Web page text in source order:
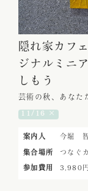
隠れ家カフ
ジナルミニ
しもう
芸術の秋、あなた
11/16 ×
案内人 今堀
集合場所 つなぐ
参加費用 3,980円